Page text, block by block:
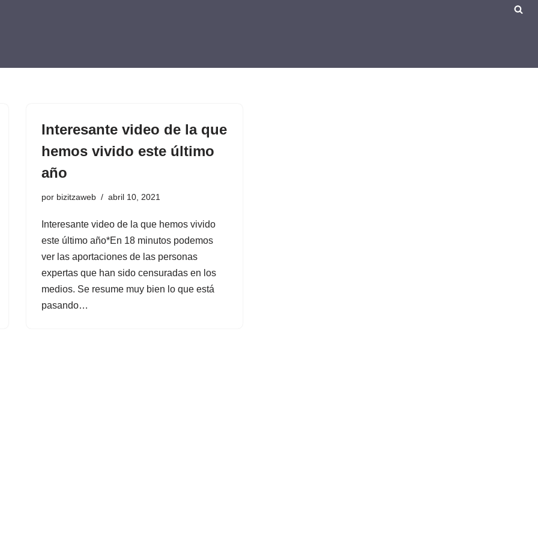
Interesante video de la que
hemos vivido este último
año
por bizitzaweb abril 10, 2021
Interesante video de la que hemos vivido
este último año*En 18 minutos podemos
ver las aportaciones de las personas
expertas que han sido censuradas en los
medios. Se resume muy bien lo que está
pasando…